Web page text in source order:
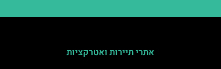
אתרי תיירות ואטרקציות